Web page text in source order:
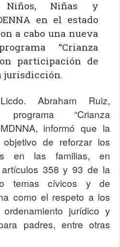
Niños, Niñas y
en el estado
a cabo una nueva
“Crianza
participación de
jurisdicción.
Abraham Ruiz,
“Crianza
informó que la
de reforzar los
en las familias, en
358 y 93 de la
temas cívicos y de
como el respeto a los
jurídico y
padres, entre otras